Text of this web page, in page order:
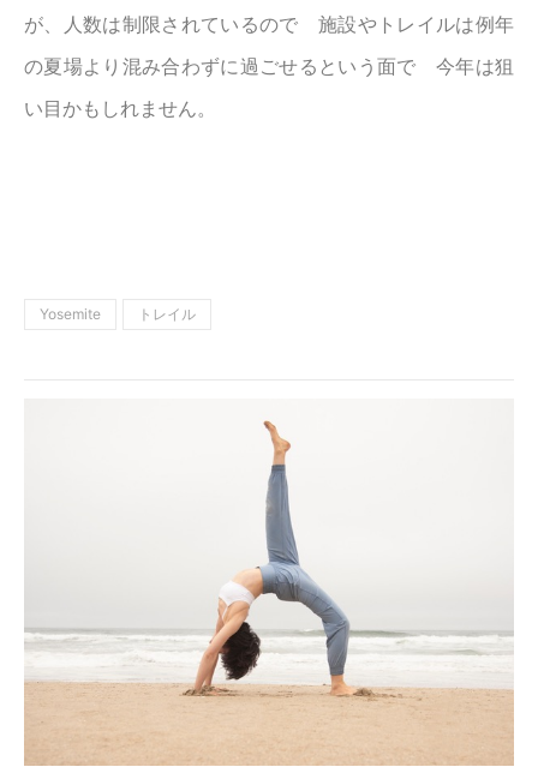
が、人数は制限されているので 施設やトレイルは例年
の夏場より混み合わずに過ごせるという面で 今年は狙
い目かもしれません。
Yosemite トレイル